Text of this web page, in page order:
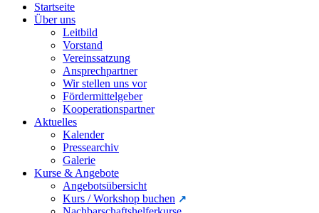
Startseite
Über uns
Leitbild
Vorstand
Vereinssatzung
Ansprechpartner
Wir stellen uns vor
Fördermittelgeber
Kooperationspartner
Aktuelles
Kalender
Pressearchiv
Galerie
Kurse & Angebote
Angebotsübersicht
Kurs / Workshop buchen